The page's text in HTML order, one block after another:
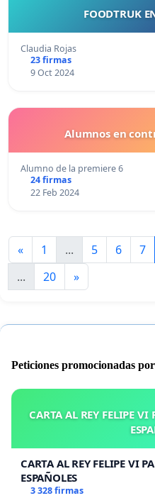
FOODTRUK
Claudia Rojas
23 firmas
9 Oct 2024
Alumnos en
Alumno de la premiere 6
24 firmas
22 Feb 2024
« 1 ... 5 6 7
...
20 »
Peticiones promocionadas
CARTA AL REY FELIPE VI
CARTA AL REY FELIPE VI
ESPAÑOLES
3 328 firmas